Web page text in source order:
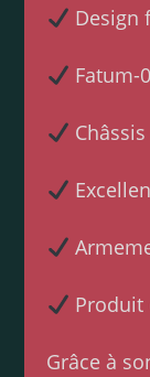
Design
Fatum-
Produit
Grâce à